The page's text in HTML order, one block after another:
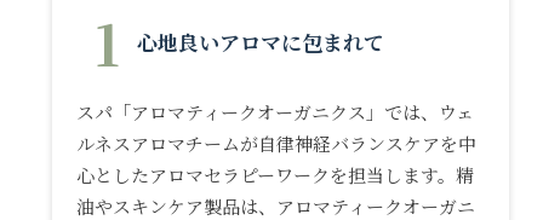
1 心地良いアロマに包まれて
スパ「アロマティークオーガニクス」では、ウェ
ルネスアロマチームが自律神経バランスケアを中
心としたアロマセラピーワークを担当します。精
油やスキンケア製品は、アロマティークオーガニ